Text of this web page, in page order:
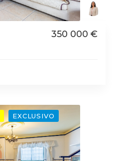
350 000 €
EXCLUSIVO